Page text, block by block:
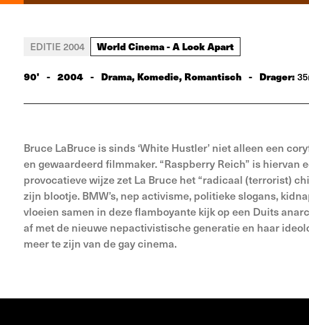
EDITIE 2004 World Cinema - A Look Apart
90' - 2004 - Drama, Komedie, Romantisch - Drager:
Bruce LaBruce is sinds ‘White Hustler’ niet alleen een
en gewaardeerd filmmaker. “Raspberry Reich” is
provocatieve wijze zet La Bruce het “radicaal (terrorist)
zijn blootje. BMW’s, nep activisme, politieke slogans,
vloeien samen in deze flamboyante kijk op een Duits
af met de nieuwe nepactivistische generatie en haar
meer te zijn van de gay cinema.